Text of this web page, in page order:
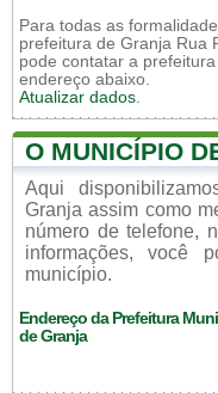
Para todas as
prefeitura de Granja Rua
pode contatar a
endereço abaixo.
Atualizar dados.
O MUNICÍPIO
Aqui
Granja assim como
número de telefone,
informações, você
município.
Endereço da Prefeitura
de Granja